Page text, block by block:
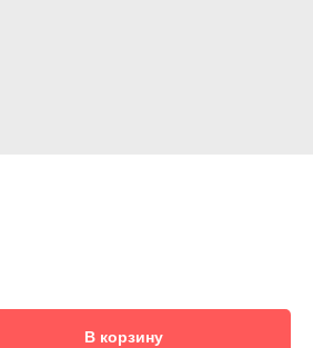
В корзину